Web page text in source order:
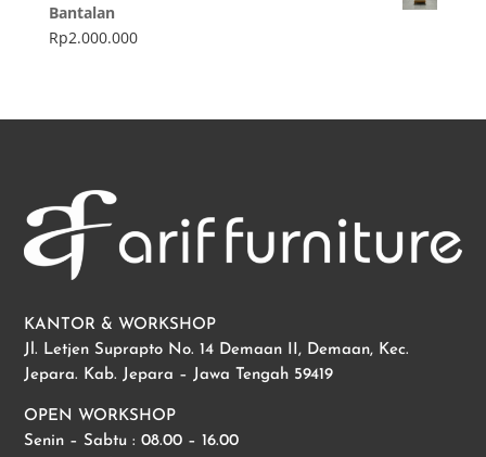
Bantalan
Rp2.000.000
KANTOR & WORKSHOP
Jl. Letjen Suprapto No. 14 Demaan II, Demaan, Kec.
Jepara. Kab. Jepara – Jawa Tengah 59419
OPEN WORKSHOP
Senin – Sabtu : 08.00 – 16.00